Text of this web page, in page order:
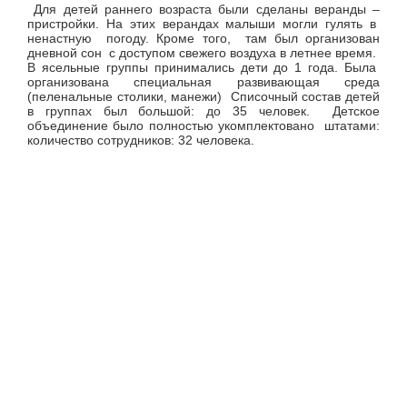
Для детей раннего возраста были сделаны веранды –
пристройки. На этих верандах малыши могли гулять в
ненастную погоду. Кроме того, там был организован
дневной сон с доступом свежего воздуха в летнее время.
В ясельные группы принимались дети до 1 года. Была
организована специальная развивающая среда
(пеленальные столики, манежи) Списочный состав детей
в группах был большой: до 35 человек. Детское
объединение было полностью укомплектовано штатами:
количество сотрудников: 32 человека.